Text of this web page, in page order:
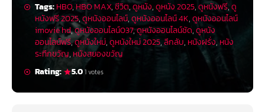
Tags:HBO, HBO MAX,ชีวิต,ดูหนัง,ดูหนัง 2025,ดูหนังฟรี,ดู
หนังฟรี 2025,ดูหนังออนไลน์,ดูหนังออนไลน์ 4K,ดูหนังออนไลน์
imovie hd,ดูหนังออนไลน์037,ดูหนังออนไลน์ชัด,ดูหนัง
ออนไลน์ฟรี,ดูหนังใหม่,ดูหนังใหม่ 2025,ลึกลับ, หนังฝรั่ง, หนัง
ระทึกขวัญ, หนังสยองขวัญ
Rating:
5.01 votes